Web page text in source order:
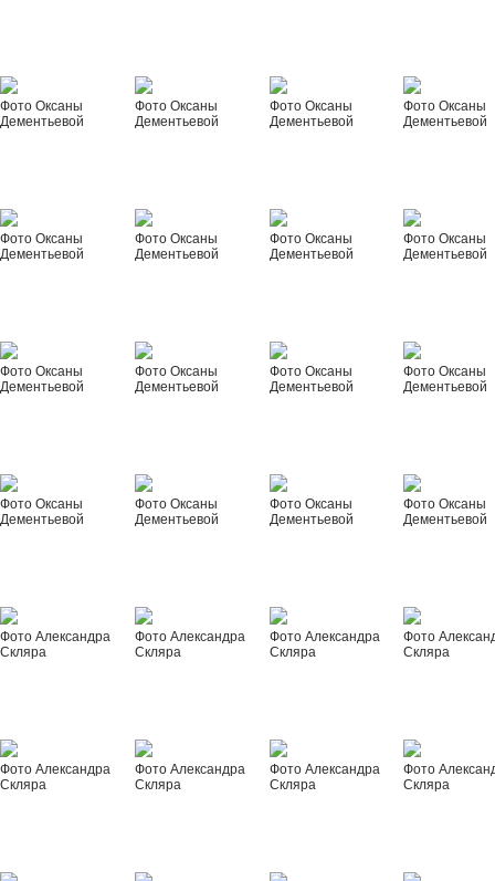
Фото Оксаны
Дементьевой
Фото Оксаны
Дементьевой
Фото Оксаны
Дементьевой
Фото Оксаны
Дементьевой
Фото Оксаны
Дементьевой
Фото Оксаны
Дементьевой
Фото Оксаны
Дементьевой
Фото Оксаны
Дементьевой
Фото Оксаны
Дементьевой
Фото Оксаны
Дементьевой
Фото Оксаны
Дементьевой
Фото Оксаны
Дементьевой
Фото Оксаны
Дементьевой
Фото Оксаны
Дементьевой
Фото Оксаны
Дементьевой
Фото Оксаны
Дементьевой
Фото Александра
Скляра
Фото Александра
Скляра
Фото Александра
Скляра
Фото
Скляра
Фото Александра
Скляра
Фото Александра
Скляра
Фото Александра
Скляра
Фото
Скляра